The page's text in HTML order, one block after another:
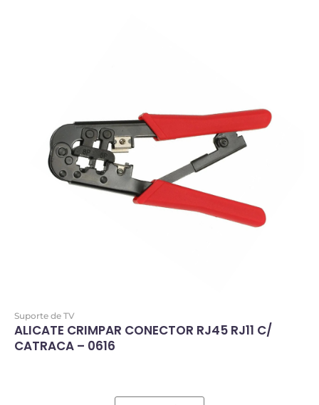
Suporte de TV
ALICATE CRIMPAR CONECTOR RJ45 RJ11 C/
CATRACA – 0616